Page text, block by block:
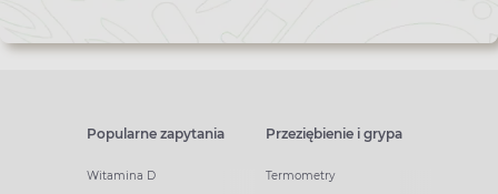
Popularne zapytania
Witamina D
Przeziębienie i grypa
Termometry